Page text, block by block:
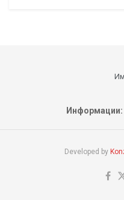
Информации:
Developed by